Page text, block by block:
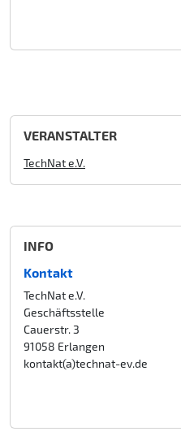
VERANSTALTER
TechNat e.V.
INFO
Kontakt
TechNat e.V.
Geschäftsstelle
Cauerstr. 3
91058 Erlangen
kontakt(a)technat-ev.de